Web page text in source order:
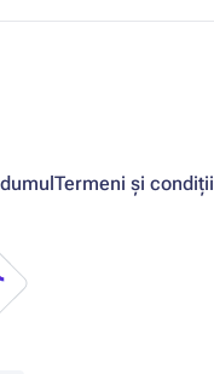
Termeni și condiții